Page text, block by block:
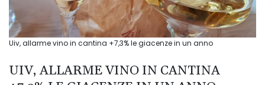
Uiv, allarme vino in cantina +7,3% le giacenze in un anno
UIV, ALLARME VINO IN CANTINA